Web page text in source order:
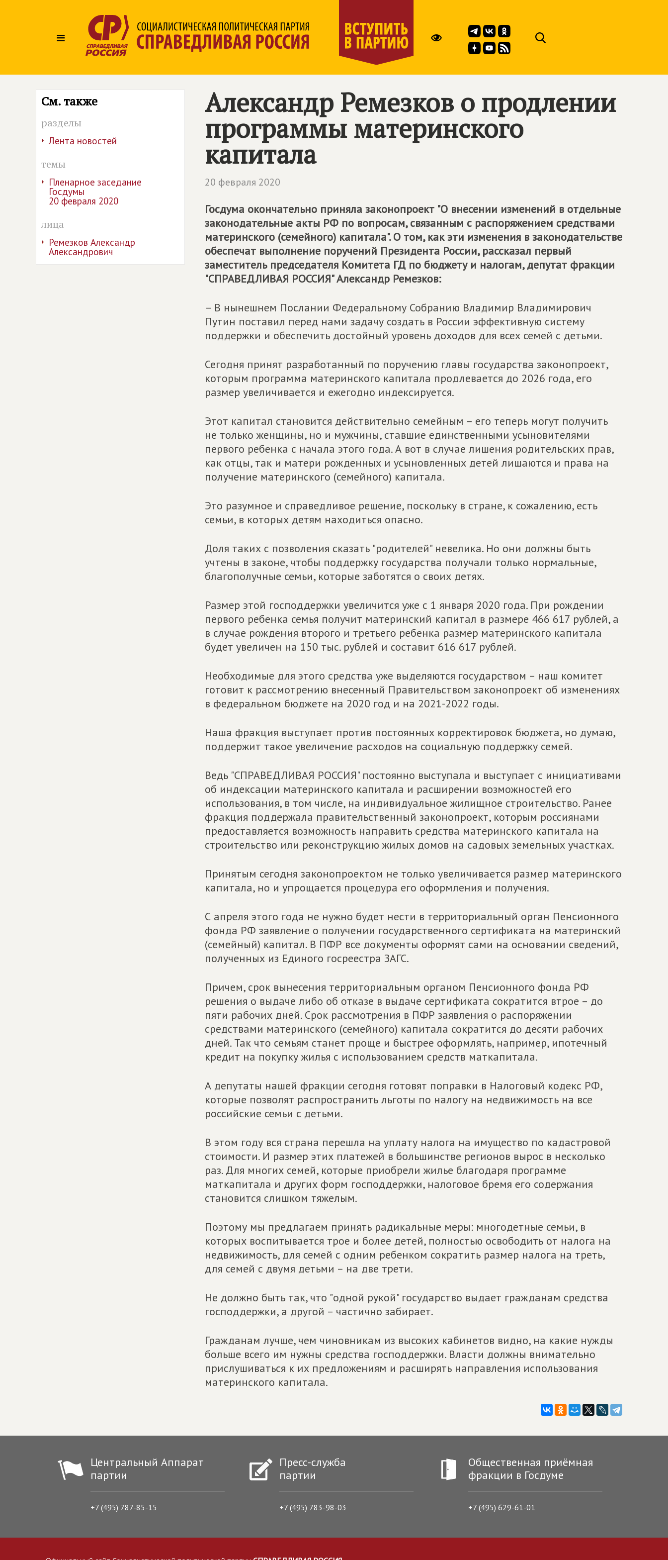
≡
См. также
разделы
Лента новостей
темы
Пленарное заседание
Госдумы
20 февраля 2020
лица
Ремезков Александр
Александрович
Александр Ремезков о продлении
программы материнского
капитала
20 февраля 2020
Госдума окончательно приняла законопроект "О внесении изменений в отдельные
законодательные акты РФ по вопросам, связанным с распоряжением средствами
материнского (семейного) капитала". О том, как эти изменения в законодательстве
обеспечат выполнение поручений Президента России, рассказал первый
заместитель председателя Комитета ГД по бюджету и налогам, депутат фракции
"СПРАВЕДЛИВАЯ РОССИЯ" Александр Ремезков:
– В нынешнем Послании Федеральному Собранию Владимир Владимирович
Путин поставил перед нами задачу создать в России эффективную систему
поддержки и обеспечить достойный уровень доходов для всех семей с детьми.
Сегодня принят разработанный по поручению главы государства законопроект,
которым программа материнского капитала продлевается до 2026 года, его
размер увеличивается и ежегодно индексируется.
Этот капитал становится действительно семейным – его теперь могут получить
не только женщины, но и мужчины, ставшие единственными усыновителями
первого ребенка с начала этого года. А вот в случае лишения родительских прав,
как отцы, так и матери рожденных и усыновленных детей лишаются и права на
получение материнского (семейного) капитала.
Это разумное и справедливое решение, поскольку в стране, к сожалению, есть
семьи, в которых детям находиться опасно.
Доля таких с позволения сказать "родителей" невелика. Но они должны быть
учтены в законе, чтобы поддержку государства получали только нормальные,
благополучные семьи, которые заботятся о своих детях.
Размер этой господдержки увеличится уже с 1 января 2020 года. При рождении
первого ребенка семья получит материнский капитал в размере 466 617 рублей, а
в случае рождения второго и третьего ребенка размер материнского капитала
будет увеличен на 150 тыс. рублей и составит 616 617 рублей.
Необходимые для этого средства уже выделяются государством – наш комитет
готовит к рассмотрению внесенный Правительством законопроект об изменениях
в федеральном бюджете на 2020 год и на 2021-2022 годы.
Наша фракция выступает против постоянных корректировок бюджета, но думаю,
поддержит такое увеличение расходов на социальную поддержку семей.
Ведь "СПРАВЕДЛИВАЯ РОССИЯ" постоянно выступала и выступает с инициативами
об индексации материнского капитала и расширении возможностей его
использования, в том числе, на индивидуальное жилищное строительство. Ранее
фракция поддержала правительственный законопроект, которым россиянами
предоставляется возможность направить средства материнского капитала на
строительство или реконструкцию жилых домов на садовых земельных участках.
Принятым сегодня законопроектом не только увеличивается размер материнского
капитала, но и упрощается процедура его оформления и получения.
С апреля этого года не нужно будет нести в территориальный орган Пенсионного
фонда РФ заявление о получении государственного сертификата на материнский
(семейный) капитал. В ПФР все документы оформят сами на основании сведений,
полученных из Единого госреестра ЗАГС.
Причем, срок вынесения территориальным органом Пенсионного фонда РФ
решения о выдаче либо об отказе в выдаче сертификата сократится втрое – до
пяти рабочих дней. Срок рассмотрения в ПФР заявления о распоряжении
средствами материнского (семейного) капитала сократится до десяти рабочих
дней. Так что семьям станет проще и быстрее оформлять, например, ипотечный
кредит на покупку жилья с использованием средств маткапитала.
А депутаты нашей фракции сегодня готовят поправки в Налоговый кодекс РФ,
которые позволят распространить льготы по налогу на недвижимость на все
российские семьи с детьми.
В этом году вся страна перешла на уплату налога на имущество по кадастровой
стоимости. И размер этих платежей в большинстве регионов вырос в несколько
раз. Для многих семей, которые приобрели жилье благодаря программе
маткапитала и других форм господдержки, налоговое бремя его содержания
становится слишком тяжелым.
Поэтому мы предлагаем принять радикальные меры: многодетные семьи, в
которых воспитывается трое и более детей, полностью освободить от налога на
недвижимость, для семей с одним ребенком сократить размер налога на треть,
для семей с двумя детьми – на две трети.
Не должно быть так, что "одной рукой" государство выдает гражданам средства
господдержки, а другой – частично забирает.
Гражданам лучше, чем чиновникам из высоких кабинетов видно, на какие нужды
больше всего им нужны средства господдержки. Власти должны внимательно
прислушиваться к их предложениям и расширять направления использования
материнского капитала.
Центральный Аппарат
партии
+7 (495) 787-85-15
Пресс-служба
партии
+7 (495) 783-98-03
Общественная приёмная
фракции в Госдуме
+7 (495) 629-61-01